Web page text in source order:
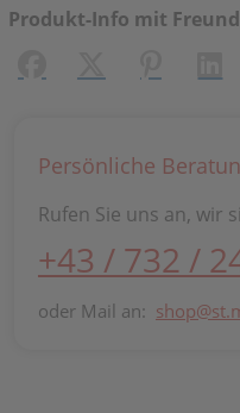
Produkt-Info mit
Persönliche
Rufen Sie uns an, wir
+43 / 732 /
oder Mail an: